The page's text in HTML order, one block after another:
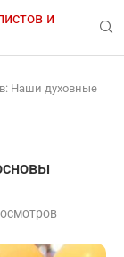
и
Наши духовные